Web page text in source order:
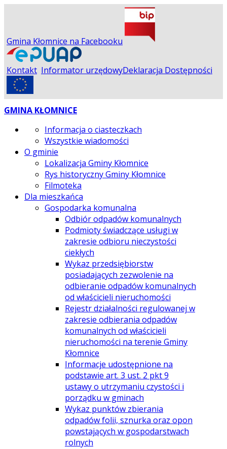
Gmina Kłomnice na Facebooku
Kontakt Informator urzędowyDeklaracja Dostępności
GMINA KŁOMNICE
Informacja o ciasteczkach
Wszystkie wiadomości
O gminie
Lokalizacja Gminy Kłomnice
Rys historyczny Gminy Kłomnice
Filmoteka
Dla mieszkańca
Gospodarka komunalna
Odbiór odpadów komunalnych
Podmioty świadczące usługi w
zakresie odbioru nieczystości
ciekłych
Wykaz przedsiębiorstw
posiadających zezwolenie na
odbieranie odpadów komunalnych
od właścicieli nieruchomości
Rejestr działalności regulowanej w
zakresie odbierania odpadów
komunalnych od właścicieli
nieruchomości na terenie Gminy
Kłomnice
Informacje udostępnione na
podstawie art. 3 ust. 2 pkt 9
ustawy o utrzymaniu czystości i
porządku w gminach
Wykaz punktów zbierania
odpadów folii, sznurka oraz opon
powstających w gospodarstwach
rolnych